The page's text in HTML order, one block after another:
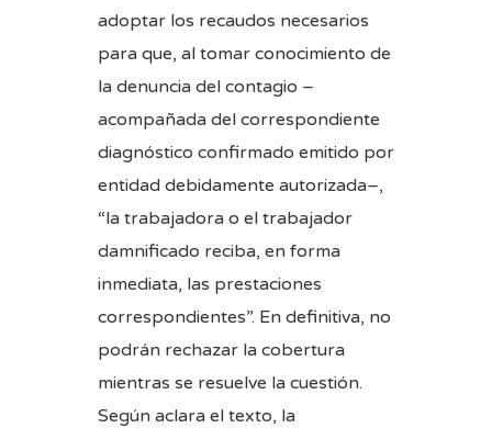
adoptar los recaudos necesarios
para que, al tomar conocimiento de
la denuncia del contagio –
acompañada del correspondiente
diagnóstico confirmado emitido por
entidad debidamente autorizada–,
“la trabajadora o el trabajador
damnificado reciba, en forma
inmediata, las prestaciones
correspondientes”. En definitiva, no
podrán rechazar la cobertura
mientras se resuelve la cuestión.
Según aclara el texto, la